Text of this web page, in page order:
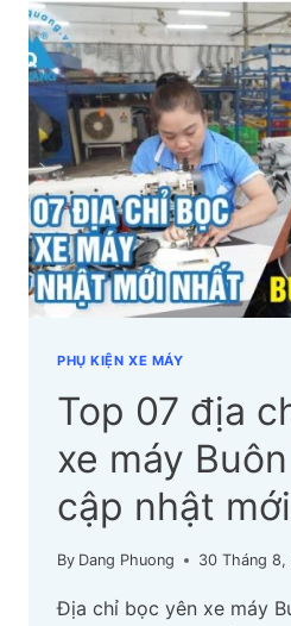
BỌC
YÊN
XE
MÁY
CẦN
THƠ
CẬP
NHẬT
MỚI
NHẤT
PHỤ KIỆN XE MÁY
Top 07 địa
xe máy
cập nhật
By Dang Phuong 30 Tháng
Địa chỉ bọc yên xe máy